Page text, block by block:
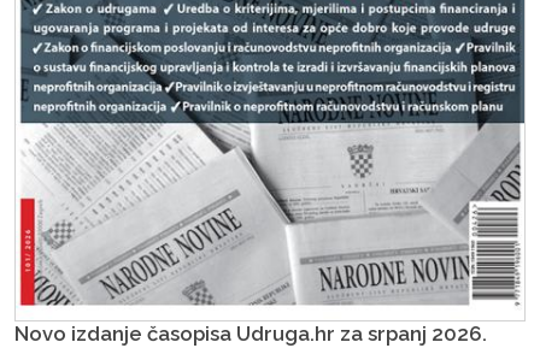
Novo izdanje časopisa Udruga.hr za srpanj 2026.